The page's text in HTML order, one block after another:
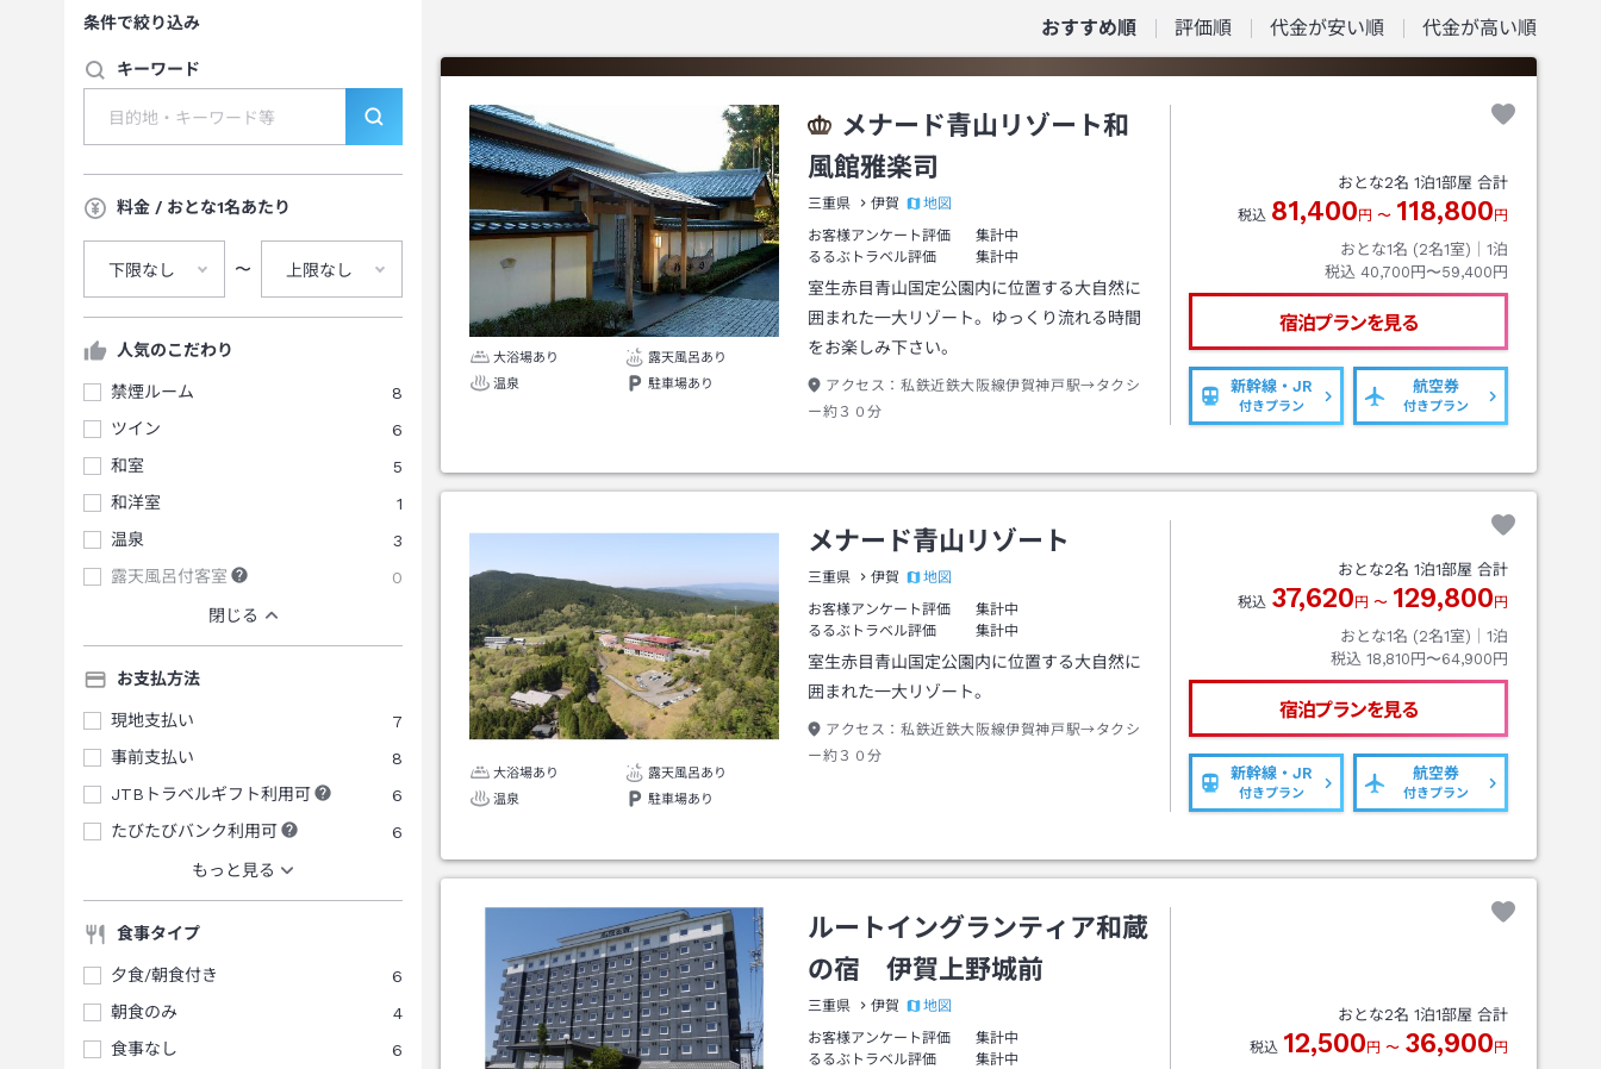
条件で絞り込み
キーワード
料金 / おとな1名あたり
下限なし 〜 上限なし
人気のこだわり
禁煙ルーム
8
ツイン
6
和室
5
和洋室
1
温泉
3
露天風呂付客室
0
閉じる
お支払方法
現地支払い
7
事前支払い
8
JTBトラベルギフト利用可
6
たびたびバンク利用可
6
もっと見る
食事タイプ
夕食/朝食付き
6
朝食のみ
4
食事なし
6
おすすめ順 評価順 代金が安い順 代金が高い順
大浴場あり
露天風呂あり
温泉
駐車場あり
メナード青山リゾート和
風館雅楽司
三重県 伊賀
地図
お客様アンケート評価
集計中
るるぶトラベル評価
集計中
室生赤目青山国定公園内に位置する大自然に
囲まれた一大リゾート。ゆっくり流れる時間
をお楽しみ下さい。
アクセス： 私鉄近鉄大阪線伊賀神戸駅→タクシ
ー約３０分
おとな2名 1泊1部屋 合計
税込 81,400 円 〜 118,800 円
おとな1名 (2名1室)｜ 1泊
税込 40,700円〜59,400円
宿泊プランを見る
新幹線・JR
付きプラン
航空券
付きプラン
大浴場あり
露天風呂あり
温泉
駐車場あり
メナード青山リゾート
三重県 伊賀
地図
お客様アンケート評価
集計中
るるぶトラベル評価
集計中
室生赤目青山国定公園内に位置する大自然に
囲まれた一大リゾート。
アクセス： 私鉄近鉄大阪線伊賀神戸駅→タクシ
ー約３０分
おとな2名 1泊1部屋 合計
税込 37,620 円 〜 129,800 円
おとな1名 (2名1室)｜ 1泊
税込 18,810円〜64,900円
宿泊プランを見る
新幹線・JR
付きプラン
航空券
付きプラン
ルートイングランティア和蔵
の宿 伊賀上野城前
三重県 伊賀
地図
お客様アンケート評価
集計中
るるぶトラベル評価
集計中
おとな2名 1泊1部屋 合計
税込 12,500 円 〜 36,900 円